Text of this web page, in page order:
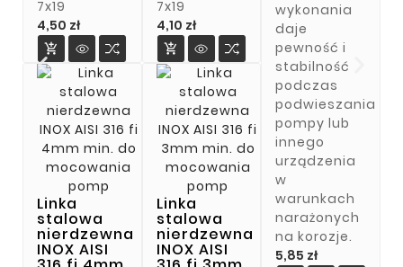
7x19
4,50 złCena

Linka
stalowa
nierdzewna
INOX AISI
7x19
4,10 złCena

Linka
stalowa
nierdzewna
INOX AISI
wykonania
daje
pewność i
stabilność
podczas
podwieszania
pompy lub
innego
urządzenia
w
warunkach
narażonych
na korozje.
5,85 złCena